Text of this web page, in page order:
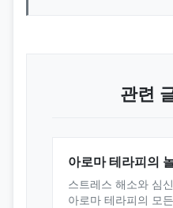
관련
아로마 테라피의
스트레스 해소와 심
아로마 테라피의 모